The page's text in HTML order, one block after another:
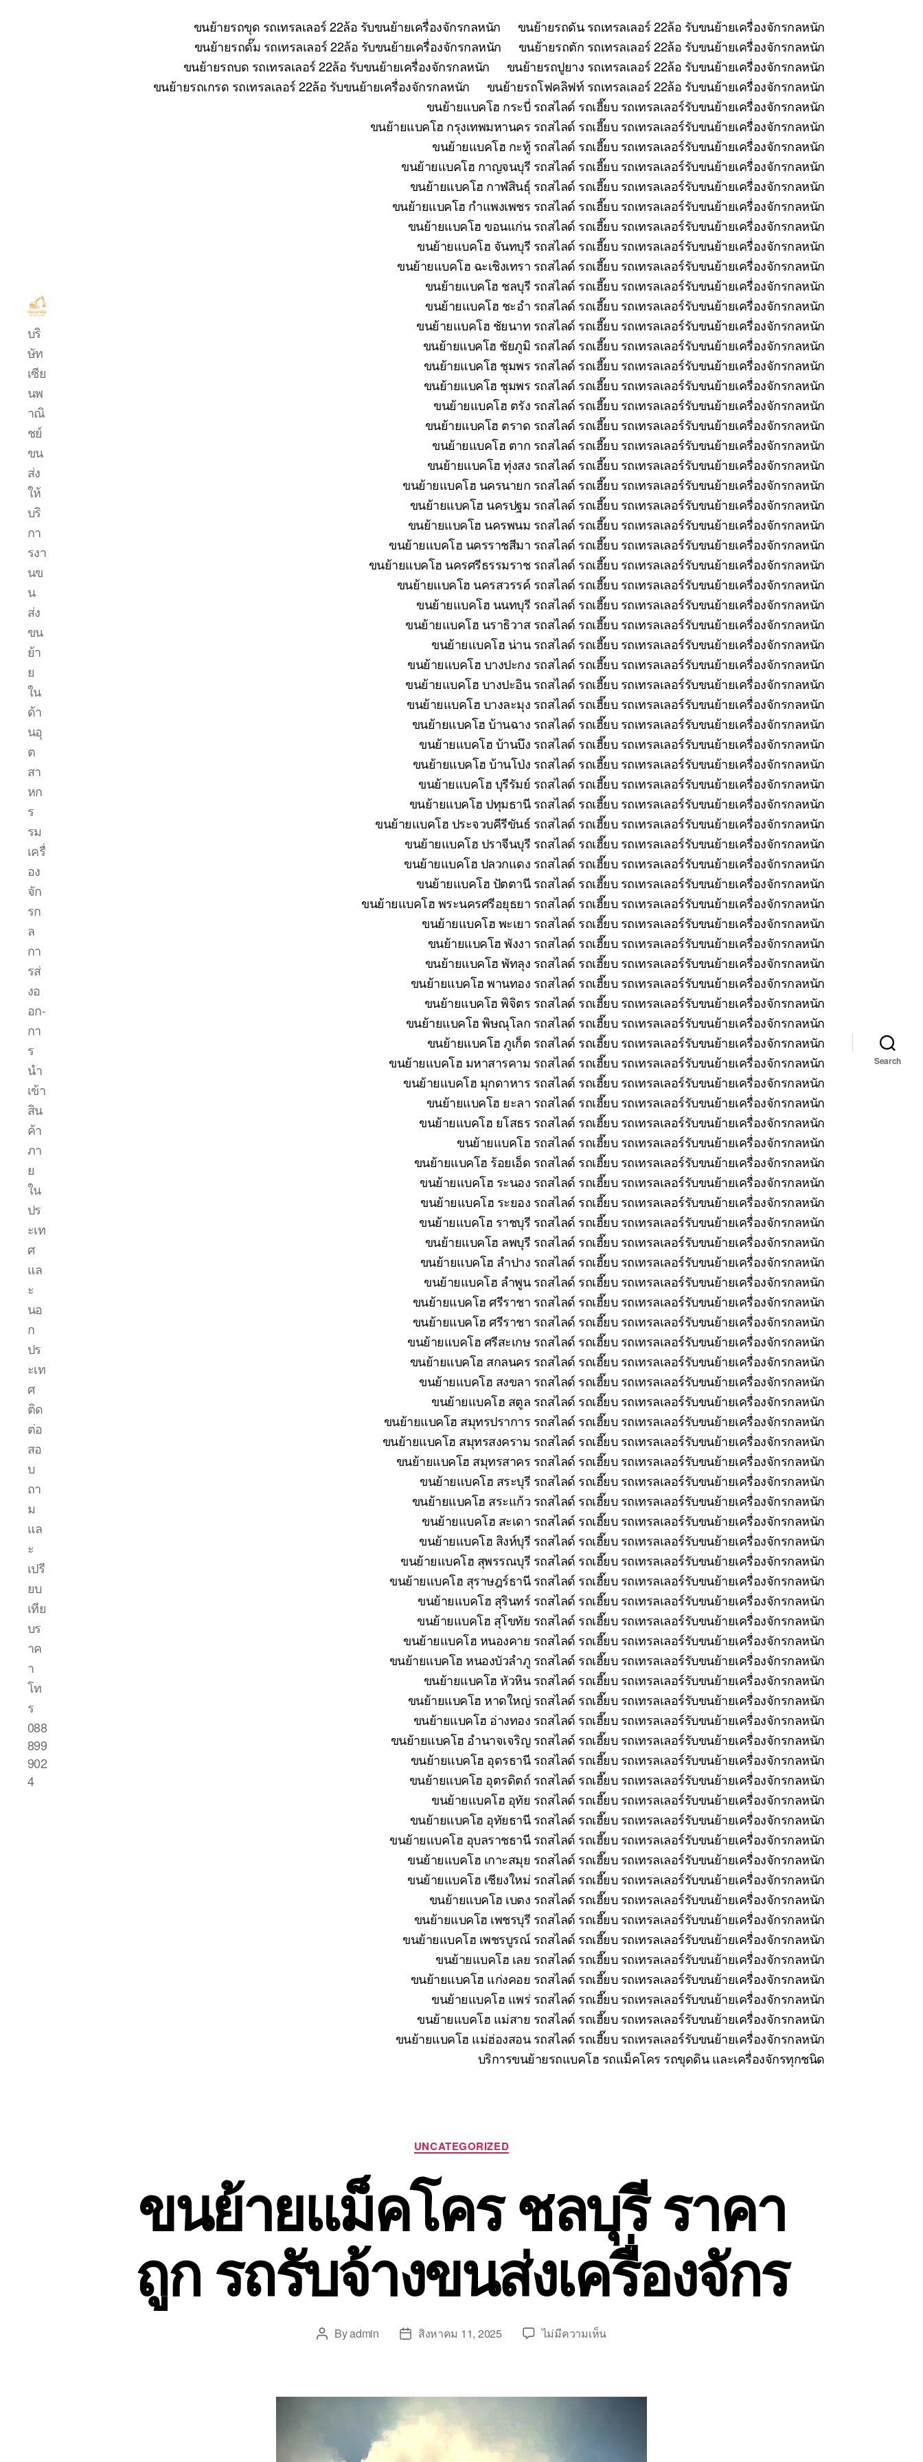
บริการ
ขน
ย้าย
รถ
แบค
โฮ.com
บริ
ษัท
เซีย
นพ
าณิ
ชย์
ขน
ส่ง
ให้
บริ
กา
รงา
นข
น
ส่ง
ขน
ย้า
ย
ใน
ด้า
นอุ
ต
สา
หก
ร
รม
เครื่
อง
จัก
รก
ล
กา
รส่
งอ
อก-
กา
ร
นำ
เข้า
สิน
ค้า
ภา
ย
ใน
ปร
ะเท
ศ
แล
ะ
นอ
ก
ปร
ะเท
ศ
ติด
ต่อ
สอ
บ
ถา
ม
แล
ะ
เปรี
ยบ
เทีย
บร
าค
า
โท
ร
088
899
902
4
ขนย้ายรถขุด รถเทรลเลอร์ 22ล้อ รับขนย้ายเครื่องจักรกลหนัก
ขนย้ายรถดัน รถเทรลเลอร์ 22ล้อ รับขนย้ายเครื่องจักรกลหนัก
ขนย้ายรถดั๊ม รถเทรลเลอร์ 22ล้อ รับขนย้ายเครื่องจักรกลหนัก
ขนย้ายรถตัก รถเทรลเลอร์ 22ล้อ รับขนย้ายเครื่องจักรกลหนัก
ขนย้ายรถบด รถเทรลเลอร์ 22ล้อ รับขนย้ายเครื่องจักรกลหนัก
ขนย้ายรถปูยาง รถเทรลเลอร์ 22ล้อ รับขนย้ายเครื่องจักรกลหนัก
ขนย้ายรถเกรด รถเทรลเลอร์ 22ล้อ รับขนย้ายเครื่องจักรกลหนัก
ขนย้ายรถโฟคลิฟท์ รถเทรลเลอร์ 22ล้อ รับขนย้ายเครื่องจักรกลหนัก
ขนย้ายแบคโฮ กระบี่ รถสไลด์ รถเฮี๊ยบ รถเทรลเลอร์รับขนย้ายเครื่องจักรกลหนัก
ขนย้ายแบคโฮ กรุงเทพมหานคร รถสไลด์ รถเฮี๊ยบ รถเทรลเลอร์รับขนย้ายเครื่องจักรกลหนัก
ขนย้ายแบคโฮ กะทู้ รถสไลด์ รถเฮี๊ยบ รถเทรลเลอร์รับขนย้ายเครื่องจักรกลหนัก
ขนย้ายแบคโฮ กาญจนบุรี รถสไลด์ รถเฮี๊ยบ รถเทรลเลอร์รับขนย้ายเครื่องจักรกลหนัก
ขนย้ายแบคโฮ กาฬสินธุ์ รถสไลด์ รถเฮี๊ยบ รถเทรลเลอร์รับขนย้ายเครื่องจักรกลหนัก
ขนย้ายแบคโฮ กำแพงเพชร รถสไลด์ รถเฮี๊ยบ รถเทรลเลอร์รับขนย้ายเครื่องจักรกลหนัก
ขนย้ายแบคโฮ ขอนแก่น รถสไลด์ รถเฮี๊ยบ รถเทรลเลอร์รับขนย้ายเครื่องจักรกลหนัก
ขนย้ายแบคโฮ จันทบุรี รถสไลด์ รถเฮี๊ยบ รถเทรลเลอร์รับขนย้ายเครื่องจักรกลหนัก
ขนย้ายแบคโฮ ฉะเชิงเทรา รถสไลด์ รถเฮี๊ยบ รถเทรลเลอร์รับขนย้ายเครื่องจักรกลหนัก
ขนย้ายแบคโฮ ชลบุรี รถสไลด์ รถเฮี๊ยบ รถเทรลเลอร์รับขนย้ายเครื่องจักรกลหนัก
ขนย้ายแบคโฮ ชะอำ รถสไลด์ รถเฮี๊ยบ รถเทรลเลอร์รับขนย้ายเครื่องจักรกลหนัก
ขนย้ายแบคโฮ ชัยนาท รถสไลด์ รถเฮี๊ยบ รถเทรลเลอร์รับขนย้ายเครื่องจักรกลหนัก
ขนย้ายแบคโฮ ชัยภูมิ รถสไลด์ รถเฮี๊ยบ รถเทรลเลอร์รับขนย้ายเครื่องจักรกลหนัก
ขนย้ายแบคโฮ ชุมพร รถสไลด์ รถเฮี๊ยบ รถเทรลเลอร์รับขนย้ายเครื่องจักรกลหนัก
ขนย้ายแบคโฮ ชุมพร รถสไลด์ รถเฮี๊ยบ รถเทรลเลอร์รับขนย้ายเครื่องจักรกลหนัก
ขนย้ายแบคโฮ ตรัง รถสไลด์ รถเฮี๊ยบ รถเทรลเลอร์รับขนย้ายเครื่องจักรกลหนัก
ขนย้ายแบคโฮ ตราด รถสไลด์ รถเฮี๊ยบ รถเทรลเลอร์รับขนย้ายเครื่องจักรกลหนัก
ขนย้ายแบคโฮ ตาก รถสไลด์ รถเฮี๊ยบ รถเทรลเลอร์รับขนย้ายเครื่องจักรกลหนัก
ขนย้ายแบคโฮ ทุ่งสง รถสไลด์ รถเฮี๊ยบ รถเทรลเลอร์รับขนย้ายเครื่องจักรกลหนัก
ขนย้ายแบคโฮ นครนายก รถสไลด์ รถเฮี๊ยบ รถเทรลเลอร์รับขนย้ายเครื่องจักรกลหนัก
ขนย้ายแบคโฮ นครปฐม รถสไลด์ รถเฮี๊ยบ รถเทรลเลอร์รับขนย้ายเครื่องจักรกลหนัก
ขนย้ายแบคโฮ นครพนม รถสไลด์ รถเฮี๊ยบ รถเทรลเลอร์รับขนย้ายเครื่องจักรกลหนัก
ขนย้ายแบคโฮ นครราชสีมา รถสไลด์ รถเฮี๊ยบ รถเทรลเลอร์รับขนย้ายเครื่องจักรกลหนัก
ขนย้ายแบคโฮ นครศรีธรรมราช รถสไลด์ รถเฮี๊ยบ รถเทรลเลอร์รับขนย้ายเครื่องจักรกลหนัก
ขนย้ายแบคโฮ นครสวรรค์ รถสไลด์ รถเฮี๊ยบ รถเทรลเลอร์รับขนย้ายเครื่องจักรกลหนัก
ขนย้ายแบคโฮ นนทบุรี รถสไลด์ รถเฮี๊ยบ รถเทรลเลอร์รับขนย้ายเครื่องจักรกลหนัก
ขนย้ายแบคโฮ นราธิวาส รถสไลด์ รถเฮี๊ยบ รถเทรลเลอร์รับขนย้ายเครื่องจักรกลหนัก
ขนย้ายแบคโฮ น่าน รถสไลด์ รถเฮี๊ยบ รถเทรลเลอร์รับขนย้ายเครื่องจักรกลหนัก
ขนย้ายแบคโฮ บางปะกง รถสไลด์ รถเฮี๊ยบ รถเทรลเลอร์รับขนย้ายเครื่องจักรกลหนัก
ขนย้ายแบคโฮ บางปะอิน รถสไลด์ รถเฮี๊ยบ รถเทรลเลอร์รับขนย้ายเครื่องจักรกลหนัก
ขนย้ายแบคโฮ บางละมุง รถสไลด์ รถเฮี๊ยบ รถเทรลเลอร์รับขนย้ายเครื่องจักรกลหนัก
ขนย้ายแบคโฮ บ้านฉาง รถสไลด์ รถเฮี๊ยบ รถเทรลเลอร์รับขนย้ายเครื่องจักรกลหนัก
ขนย้ายแบคโฮ บ้านบึง รถสไลด์ รถเฮี๊ยบ รถเทรลเลอร์รับขนย้ายเครื่องจักรกลหนัก
ขนย้ายแบคโฮ บ้านโป่ง รถสไลด์ รถเฮี๊ยบ รถเทรลเลอร์รับขนย้ายเครื่องจักรกลหนัก
ขนย้ายแบคโฮ บุรีรัมย์ รถสไลด์ รถเฮี๊ยบ รถเทรลเลอร์รับขนย้ายเครื่องจักรกลหนัก
ขนย้ายแบคโฮ ปทุมธานี รถสไลด์ รถเฮี๊ยบ รถเทรลเลอร์รับขนย้ายเครื่องจักรกลหนัก
ขนย้ายแบคโฮ ประจวบคีรีขันธ์ รถสไลด์ รถเฮี๊ยบ รถเทรลเลอร์รับขนย้ายเครื่องจักรกลหนัก
ขนย้ายแบคโฮ ปราจีนบุรี รถสไลด์ รถเฮี๊ยบ รถเทรลเลอร์รับขนย้ายเครื่องจักรกลหนัก
ขนย้ายแบคโฮ ปลวกแดง รถสไลด์ รถเฮี๊ยบ รถเทรลเลอร์รับขนย้ายเครื่องจักรกลหนัก
ขนย้ายแบคโฮ ปัตตานี รถสไลด์ รถเฮี๊ยบ รถเทรลเลอร์รับขนย้ายเครื่องจักรกลหนัก
ขนย้ายแบคโฮ พระนครศรีอยุธยา รถสไลด์ รถเฮี๊ยบ รถเทรลเลอร์รับขนย้ายเครื่องจักรกลหนัก
ขนย้ายแบคโฮ พะเยา รถสไลด์ รถเฮี๊ยบ รถเทรลเลอร์รับขนย้ายเครื่องจักรกลหนัก
ขนย้ายแบคโฮ พังงา รถสไลด์ รถเฮี๊ยบ รถเทรลเลอร์รับขนย้ายเครื่องจักรกลหนัก
ขนย้ายแบคโฮ พัทลุง รถสไลด์ รถเฮี๊ยบ รถเทรลเลอร์รับขนย้ายเครื่องจักรกลหนัก
ขนย้ายแบคโฮ พานทอง รถสไลด์ รถเฮี๊ยบ รถเทรลเลอร์รับขนย้ายเครื่องจักรกลหนัก
ขนย้ายแบคโฮ พิจิตร รถสไลด์ รถเฮี๊ยบ รถเทรลเลอร์รับขนย้ายเครื่องจักรกลหนัก
ขนย้ายแบคโฮ พิษณุโลก รถสไลด์ รถเฮี๊ยบ รถเทรลเลอร์รับขนย้ายเครื่องจักรกลหนัก
ขนย้ายแบคโฮ ภูเก็ต รถสไลด์ รถเฮี๊ยบ รถเทรลเลอร์รับขนย้ายเครื่องจักรกลหนัก
ขนย้ายแบคโฮ มหาสารคาม รถสไลด์ รถเฮี๊ยบ รถเทรลเลอร์รับขนย้ายเครื่องจักรกลหนัก
ขนย้ายแบคโฮ มุกดาหาร รถสไลด์ รถเฮี๊ยบ รถเทรลเลอร์รับขนย้ายเครื่องจักรกลหนัก
ขนย้ายแบคโฮ ยะลา รถสไลด์ รถเฮี๊ยบ รถเทรลเลอร์รับขนย้ายเครื่องจักรกลหนัก
ขนย้ายแบคโฮ ยโสธร รถสไลด์ รถเฮี๊ยบ รถเทรลเลอร์รับขนย้ายเครื่องจักรกลหนัก
ขนย้ายแบคโฮ รถสไลด์ รถเฮี๊ยบ รถเทรลเลอร์รับขนย้ายเครื่องจักรกลหนัก
ขนย้ายแบคโฮ ร้อยเอ็ด รถสไลด์ รถเฮี๊ยบ รถเทรลเลอร์รับขนย้ายเครื่องจักรกลหนัก
ขนย้ายแบคโฮ ระนอง รถสไลด์ รถเฮี๊ยบ รถเทรลเลอร์รับขนย้ายเครื่องจักรกลหนัก
ขนย้ายแบคโฮ ระยอง รถสไลด์ รถเฮี๊ยบ รถเทรลเลอร์รับขนย้ายเครื่องจักรกลหนัก
ขนย้ายแบคโฮ ราชบุรี รถสไลด์ รถเฮี๊ยบ รถเทรลเลอร์รับขนย้ายเครื่องจักรกลหนัก
ขนย้ายแบคโฮ ลพบุรี รถสไลด์ รถเฮี๊ยบ รถเทรลเลอร์รับขนย้ายเครื่องจักรกลหนัก
ขนย้ายแบคโฮ ลำปาง รถสไลด์ รถเฮี๊ยบ รถเทรลเลอร์รับขนย้ายเครื่องจักรกลหนัก
ขนย้ายแบคโฮ ลำพูน รถสไลด์ รถเฮี๊ยบ รถเทรลเลอร์รับขนย้ายเครื่องจักรกลหนัก
ขนย้ายแบคโฮ ศรีราชา รถสไลด์ รถเฮี๊ยบ รถเทรลเลอร์รับขนย้ายเครื่องจักรกลหนัก
ขนย้ายแบคโฮ ศรีราชา รถสไลด์ รถเฮี๊ยบ รถเทรลเลอร์รับขนย้ายเครื่องจักรกลหนัก
ขนย้ายแบคโฮ ศรีสะเกษ รถสไลด์ รถเฮี๊ยบ รถเทรลเลอร์รับขนย้ายเครื่องจักรกลหนัก
ขนย้ายแบคโฮ สกลนคร รถสไลด์ รถเฮี๊ยบ รถเทรลเลอร์รับขนย้ายเครื่องจักรกลหนัก
ขนย้ายแบคโฮ สงขลา รถสไลด์ รถเฮี๊ยบ รถเทรลเลอร์รับขนย้ายเครื่องจักรกลหนัก
ขนย้ายแบคโฮ สตูล รถสไลด์ รถเฮี๊ยบ รถเทรลเลอร์รับขนย้ายเครื่องจักรกลหนัก
ขนย้ายแบคโฮ สมุทรปราการ รถสไลด์ รถเฮี๊ยบ รถเทรลเลอร์รับขนย้ายเครื่องจักรกลหนัก
ขนย้ายแบคโฮ สมุทรสงคราม รถสไลด์ รถเฮี๊ยบ รถเทรลเลอร์รับขนย้ายเครื่องจักรกลหนัก
ขนย้ายแบคโฮ สมุทรสาคร รถสไลด์ รถเฮี๊ยบ รถเทรลเลอร์รับขนย้ายเครื่องจักรกลหนัก
ขนย้ายแบคโฮ สระบุรี รถสไลด์ รถเฮี๊ยบ รถเทรลเลอร์รับขนย้ายเครื่องจักรกลหนัก
ขนย้ายแบคโฮ สระแก้ว รถสไลด์ รถเฮี๊ยบ รถเทรลเลอร์รับขนย้ายเครื่องจักรกลหนัก
ขนย้ายแบคโฮ สะเดา รถสไลด์ รถเฮี๊ยบ รถเทรลเลอร์รับขนย้ายเครื่องจักรกลหนัก
ขนย้ายแบคโฮ สิงห์บุรี รถสไลด์ รถเฮี๊ยบ รถเทรลเลอร์รับขนย้ายเครื่องจักรกลหนัก
ขนย้ายแบคโฮ สุพรรณบุรี รถสไลด์ รถเฮี๊ยบ รถเทรลเลอร์รับขนย้ายเครื่องจักรกลหนัก
ขนย้ายแบคโฮ สุราษฎร์ธานี รถสไลด์ รถเฮี๊ยบ รถเทรลเลอร์รับขนย้ายเครื่องจักรกลหนัก
ขนย้ายแบคโฮ สุรินทร์ รถสไลด์ รถเฮี๊ยบ รถเทรลเลอร์รับขนย้ายเครื่องจักรกลหนัก
ขนย้ายแบคโฮ สุโขทัย รถสไลด์ รถเฮี๊ยบ รถเทรลเลอร์รับขนย้ายเครื่องจักรกลหนัก
ขนย้ายแบคโฮ หนองคาย รถสไลด์ รถเฮี๊ยบ รถเทรลเลอร์รับขนย้ายเครื่องจักรกลหนัก
ขนย้ายแบคโฮ หนองบัวลำภู รถสไลด์ รถเฮี๊ยบ รถเทรลเลอร์รับขนย้ายเครื่องจักรกลหนัก
ขนย้ายแบคโฮ หัวหิน รถสไลด์ รถเฮี๊ยบ รถเทรลเลอร์รับขนย้ายเครื่องจักรกลหนัก
ขนย้ายแบคโฮ หาดใหญ่ รถสไลด์ รถเฮี๊ยบ รถเทรลเลอร์รับขนย้ายเครื่องจักรกลหนัก
ขนย้ายแบคโฮ อ่างทอง รถสไลด์ รถเฮี๊ยบ รถเทรลเลอร์รับขนย้ายเครื่องจักรกลหนัก
ขนย้ายแบคโฮ อำนาจเจริญ รถสไลด์ รถเฮี๊ยบ รถเทรลเลอร์รับขนย้ายเครื่องจักรกลหนัก
ขนย้ายแบคโฮ อุดรธานี รถสไลด์ รถเฮี๊ยบ รถเทรลเลอร์รับขนย้ายเครื่องจักรกลหนัก
ขนย้ายแบคโฮ อุตรดิตถ์ รถสไลด์ รถเฮี๊ยบ รถเทรลเลอร์รับขนย้ายเครื่องจักรกลหนัก
ขนย้ายแบคโฮ อุทัย รถสไลด์ รถเฮี๊ยบ รถเทรลเลอร์รับขนย้ายเครื่องจักรกลหนัก
ขนย้ายแบคโฮ อุทัยธานี รถสไลด์ รถเฮี๊ยบ รถเทรลเลอร์รับขนย้ายเครื่องจักรกลหนัก
ขนย้ายแบคโฮ อุบลราชธานี รถสไลด์ รถเฮี๊ยบ รถเทรลเลอร์รับขนย้ายเครื่องจักรกลหนัก
ขนย้ายแบคโฮ เกาะสมุย รถสไลด์ รถเฮี๊ยบ รถเทรลเลอร์รับขนย้ายเครื่องจักรกลหนัก
ขนย้ายแบคโฮ เชียงใหม่ รถสไลด์ รถเฮี๊ยบ รถเทรลเลอร์รับขนย้ายเครื่องจักรกลหนัก
ขนย้ายแบคโฮ เบตง รถสไลด์ รถเฮี๊ยบ รถเทรลเลอร์รับขนย้ายเครื่องจักรกลหนัก
ขนย้ายแบคโฮ เพชรบุรี รถสไลด์ รถเฮี๊ยบ รถเทรลเลอร์รับขนย้ายเครื่องจักรกลหนัก
ขนย้ายแบคโฮ เพชรบูรณ์ รถสไลด์ รถเฮี๊ยบ รถเทรลเลอร์รับขนย้ายเครื่องจักรกลหนัก
ขนย้ายแบคโฮ เลย รถสไลด์ รถเฮี๊ยบ รถเทรลเลอร์รับขนย้ายเครื่องจักรกลหนัก
ขนย้ายแบคโฮ แก่งคอย รถสไลด์ รถเฮี๊ยบ รถเทรลเลอร์รับขนย้ายเครื่องจักรกลหนัก
ขนย้ายแบคโฮ แพร่ รถสไลด์ รถเฮี๊ยบ รถเทรลเลอร์รับขนย้ายเครื่องจักรกลหนัก
ขนย้ายแบคโฮ แม่สาย รถสไลด์ รถเฮี๊ยบ รถเทรลเลอร์รับขนย้ายเครื่องจักรกลหนัก
ขนย้ายแบคโฮ แม่ฮ่องสอน รถสไลด์ รถเฮี๊ยบ รถเทรลเลอร์รับขนย้ายเครื่องจักรกลหนัก
บริการขนย้ายรถแบคโฮ รถแม็คโคร รถขุดดิน และเครื่องจักรทุกชนิด
Search
Categories
UNCATEGORIZED
ขนย้ายแม็คโคร ชลบุรี ราคา
ถูก รถรับจ้างขนส่งเครื่องจักร
PostByadmin
Postสิงหาคม 11, 2025 ไม่มีความเห็นบน
ชลบุรี